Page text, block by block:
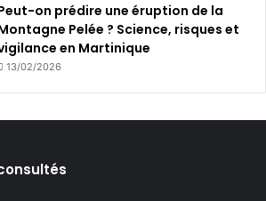
on prédire une éruption de la
Pelée ? Science, risques et
en Martinique
13/02/2026